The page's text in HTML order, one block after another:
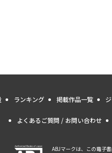
ランキング 掲載作品一覧
よくあるご質問 / お問い合わせ
ABJマークは、この電子